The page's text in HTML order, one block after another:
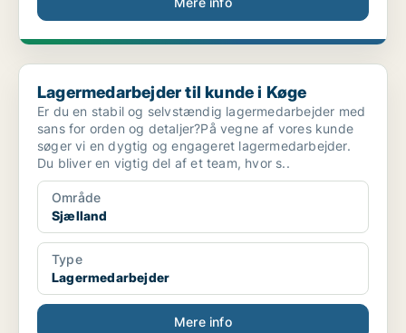
Lagermedarbejder til kunde i Køge
Lagermedarbejder til kunde i Køge
Er du en stabil og selvstændig lagermedarbejder med
sans for orden og detaljer?På vegne af vores kunde
søger vi en dygtig og engageret lagermedarbejder.
Du bliver en vigtig del af et team, hvor s..
Område
Sjælland
Type
Lagermedarbejder
Mere info